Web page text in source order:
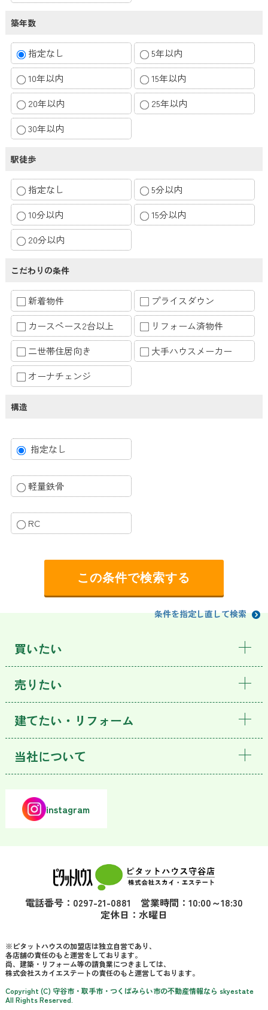
築年数
指定なし
5年以内
10年以内
15年以内
20年以内
25年以内
30年以内
駅徒歩
指定なし
5分以内
10分以内
15分以内
20分以内
こだわりの条件
新着物件
プライスダウン
カースペース2台以上
リフォーム済物件
二世帯住居向き
大手ハウスメーカー
オーナチェンジ
構造
指定なし
軽量鉄骨
RC
条件を指定し直して検索
買いたい
売りたい
建てたい・リフォーム
当社について
instagram
電話番号：0297-21-0881 営業時間：10:00～18:30
定休日：水曜日
※ピタットハウスの加盟店は独立自営であり、
各店舗の責任のもと運営をしております。
尚、建築・リフォーム等の請負業につきましては、
株式会社スカイエステートの責任のもと運営しております。
Copyright (C) 守谷市・取手市・つくばみらい市の不動産情報なら skyestate
All Rights Reserved.